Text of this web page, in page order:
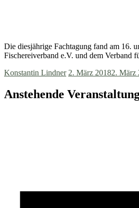
Die diesjährige Fachtagung fand am 16.
Fischereiverband e.V. und dem Verband
Konstantin Lindner 2. März 20182. März
Anstehende